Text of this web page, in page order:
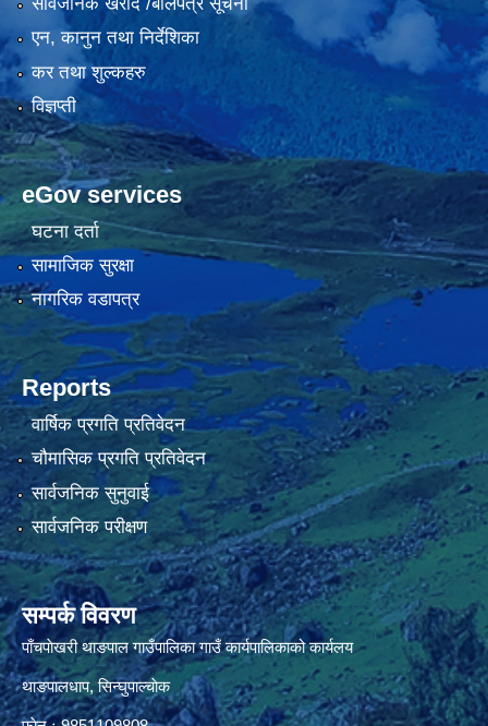
एन, कानुन तथा निर्देशिका
कर तथा शुल्कहरु
विज्ञप्ती
eGov services
घटना दर्ता
सामाजिक सुरक्षा
नागरिक वडापत्र
Reports
वार्षिक प्रगति प्रतिवेदन
चौमासिक प्रगति प्रतिवेदन
सार्वजनिक सुनुवाई
सार्वजनिक परीक्षण
सम्पर्क विवरण
पाँचपाेखरी थाङपाल गाउँपालिका गाउँ कार्यपालिकाको कार्यलय
थाङपालधाप, सिन्घुपाल्चाेक